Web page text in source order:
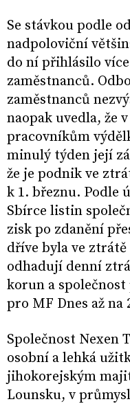
Se stávkou podle
nadpoloviční
do ní přihlásilo více
zaměstnanců.
zaměstnanců
naopak uvedla, že
pracovníkům
minulý týden její
že je podnik ve
k 1. březnu. Podle
Sbírce listin
zisk po zdanění
dříve byla ve
odhadují denní
korun a
pro MF Dnes až
Společnost Nexen
osobní a lehká
jihokorejským
Lounsku, v